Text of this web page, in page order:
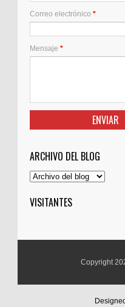
Correo electrónico *
Mensaje *
ARCHIVO DEL BLOG
VISITANTES
Copyright